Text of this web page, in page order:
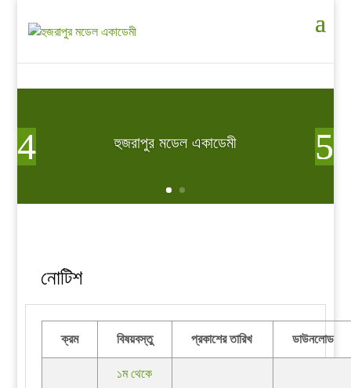
হুজরাপুর মডেল একাডেমী
নোটিশ
ক্রম বিষয়বস্তু প্রকাশের তারিখ ডাউনলোড
১ম থেকে